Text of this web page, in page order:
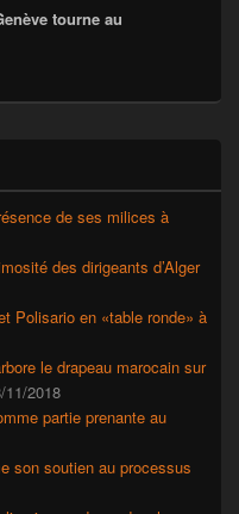
tourne au
de ses milices à
des dirigeants d’Alger
Polisario en «table ronde» à
le drapeau marocain sur
11/2018
partie prenante au
son soutien au processus